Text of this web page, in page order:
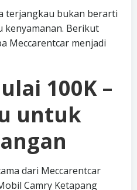
terjangkau bukan berarti
kenyamanan. Berikut
Meccarentcar menjadi
100K –
untuk
dari Meccarentcar
Camry Ketapang